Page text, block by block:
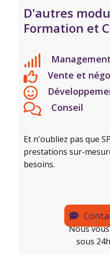
D'autres
Formation et
Management
Vente et
Conseil
Et n'oubliez pas que
prestations sur-
besoins.
Nous
sous